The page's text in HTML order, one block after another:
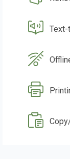
Text-